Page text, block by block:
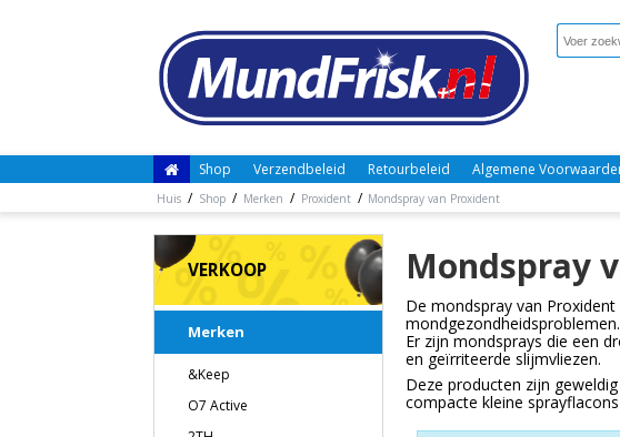
Shop Verzendbeleid Retourbeleid Algemene
Huis / Shop / Merken / Proxident / Mondspray van Proxident
VERKOOP
Merken
&Keep
O7 Active
Mondspray
De mondspray van
Er zijn mondsprays die een
en geïrriteerde slijmvliezen.
Deze producten zijn
compacte kleine